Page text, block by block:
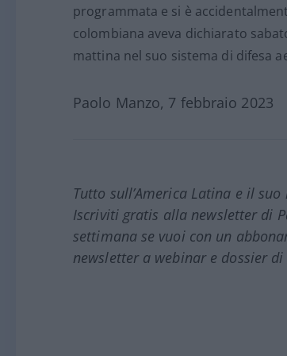
programmata e si è
colombiana aveva dichiarato
mattina nel suo sistema di difesa
Paolo Manzo, 7 febbraio 2023
Tutto sull’America Latina e il
Iscriviti gratis alla newsletter di
settimana se vuoi con un
newsletter a webinar e dossier